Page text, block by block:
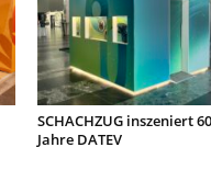
SCHACHZUG inszeniert 60
Jahre DATEV